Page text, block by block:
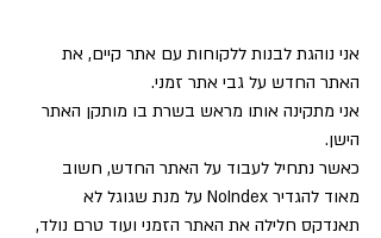
אני נוהגת לבנות ללקוחות עם אתר קיים, את
האתר החדש על גבי אתר זמני.
אני מתקינה אותו מראש בשרת בו מותקן האתר
הישן.
כאשר נתחיל לעבוד על האתר החדש, חשוב
מאוד להגדיר NoIndex על מנת שגוגל לא
תאנדקס חלילה את האתר הזמני ועוד טרם נולד,